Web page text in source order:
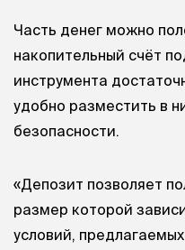
Часть денег можно
накопительный счёт
инструмента
удобно разместить в
безопасности.
«Депозит позволяет
размер которой
условий,